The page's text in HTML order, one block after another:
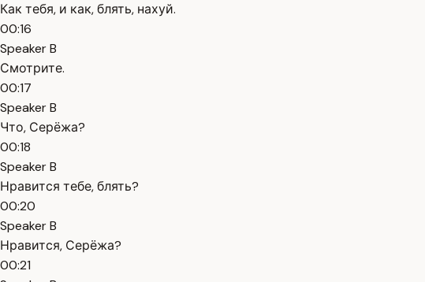
Как тебя, и как, блять, нахуй.
00:16
Speaker B
Смотрите.
00:17
Speaker B
Что, Серёжа?
00:18
Speaker B
Нравится тебе, блять?
00:20
Speaker B
Нравится, Серёжа?
00:21